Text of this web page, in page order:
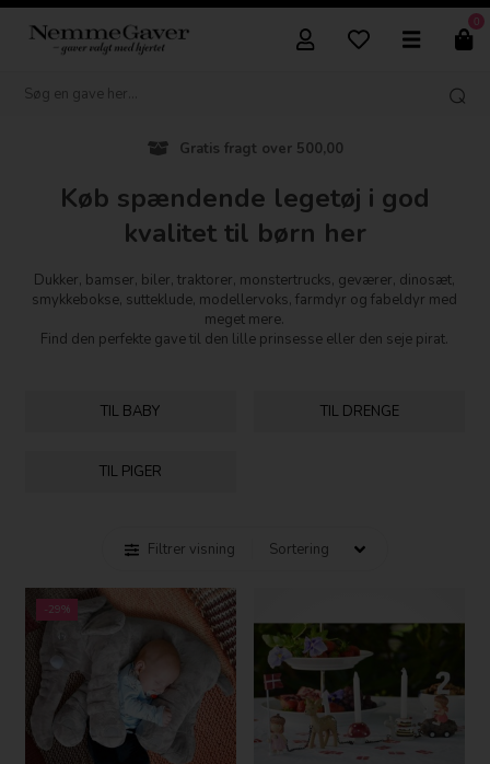
0
Vi pakker flot ind
Køb spændende legetøj i god
kvalitet til børn her
Dukker, bamser, biler, traktorer, monstertrucks, geværer, dinosæt,
smykkebokse, sutteklude, modellervoks, farmdyr og fabeldyr med
meget mere.
Find den perfekte gave til den lille prinsesse eller den seje pirat.
TIL BABY TIL DRENGE
TIL PIGER
Filtrer visning
-29%